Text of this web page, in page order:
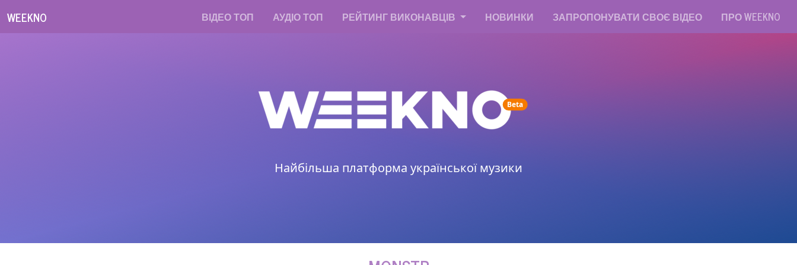
WEEKNO ВІДЕО ТОП АУДІО ТОП РЕЙТИНГ ВИКОНАВЦІВ НОВИНКИ ЗАПРОПОНУВАТИ СВОЄ ВІДЕО ПРО WEEKNO
Betaunread messages
Найбільша платформа української музики